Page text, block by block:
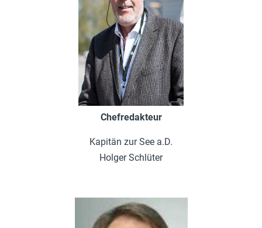
Chefredakteur
Kapitän zur See a.D.
Holger Schlüter